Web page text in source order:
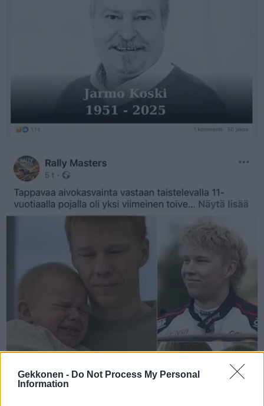
Gekkonen - Do Not Process My Personal
Information